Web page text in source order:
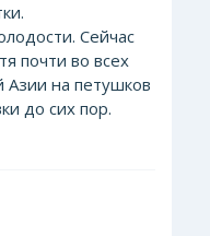
Сейчас
почти во всех
Азии на петушков
до сих пор.